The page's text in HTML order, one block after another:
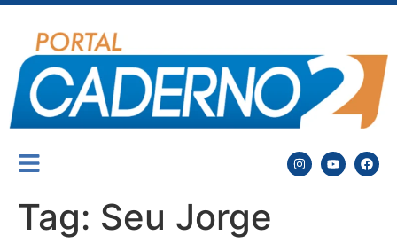
Tag: Seu Jorge